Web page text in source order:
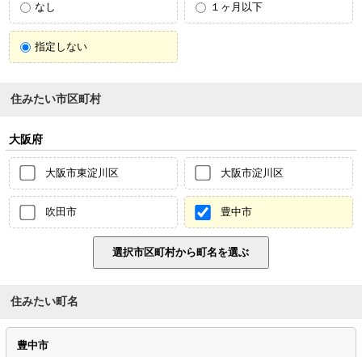
なし １ヶ月以下
指定しない
住みたい市区町村
大阪府
大阪市東淀川区 大阪市淀川区
吹田市 豊中市
住みたい町名
豊中市